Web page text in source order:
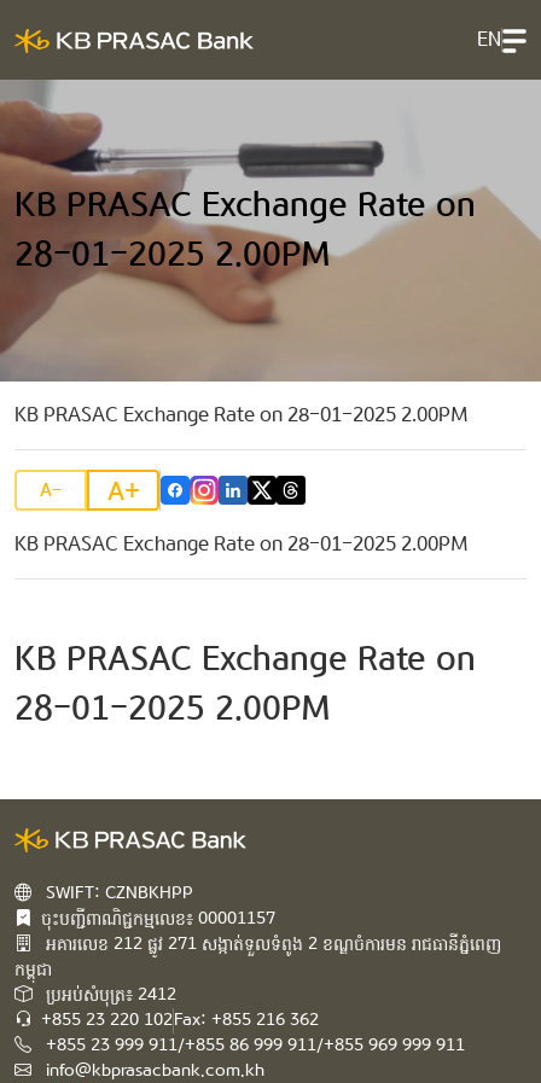
EN
KB PRASAC Exchange Rate on
28-01-2025 2.00PM
KB PRASAC Exchange Rate on 28-01-2025 2.00PM
A- A+
KB PRASAC Exchange Rate on 28-01-2025 2.00PM
KB PRASAC Exchange Rate on
28-01-2025 2.00PM
SWIFT: CZNBKHPP
ចុះបញ្ជីពាណិជ្ជកម្មលេខ៖ 00001157
អគារ​លេខ​ 212 ផ្លូវ 271 សង្កាត់ទួលទំពូង 2 ខណ្ឌចំការមន រាជធានីភ្នំពេញ
កម្ពុជា​
ប្រអប់សំបុត្រ៖ 2412
+855 23 220 102Fax: +855 216 362
+855 23 999 911/+855 86 999 911/+855 969 999 911
info@kbprasacbank.com.kh